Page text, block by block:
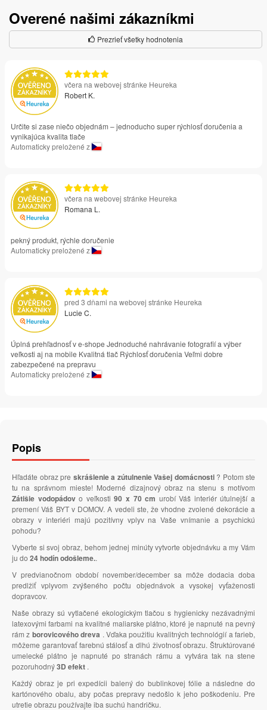
Overené našimi zákazníkmi
Prezrieť všetky hodnotenia
včera na webovej stránke Heureka
Robert K.
Určite si zase niečo objednám – jednoducho super rýchlosť doručenia a
vynikajúca kvalita tlače
Automaticky preložené z
včera na webovej stránke Heureka
Romana L.
pekný produkt, rýchle doručenie
Automaticky preložené z
pred 3 dňami na webovej stránke Heureka
Lucie C.
Úplná prehľadnosť v e-shope Jednoduché nahrávanie fotografií a výber
veľkosti aj na mobile Kvalitná tlač Rýchlosť doručenia Veľmi dobre
zabezpečené na prepravu
Automaticky preložené z
Popis
Hľadáte obraz pre skrášlenie a zútulnenie Vašej domácnosti ? Potom ste
tu na správnom mieste! Moderné dizajnový obraz na stenu s motívom
Zátišie vodopádovo veľkosti90 x 70 cm urobí Váš interiér útulnejší a
premení Váš BYT v DOMOV. A vedeli ste, že vhodne zvolené dekorácie a
obrazy v interiéri majú pozitívny vplyv na Vaše vnímanie a psychickú
pohodu?
Vyberte si svoj obraz, behom jednej minúty vytvorte objednávku a my Vám
ju do 24 hodín odošleme..
V predvianočnom období november/december sa môže dodacia doba
predlžiť vplyvom zvýšeného počtu objednávok a vysokej vyťaženosti
dopravcov.
Naše obrazy sú vytlačené ekologickým tlačou s hygienicky nezávadnými
latexovými farbami na kvalitné maliarske plátno, ktoré je napnuté na pevný
rám z borovicového dreva . Vďaka použitiu kvalitných technológií a farieb,
môžeme garantovať farebnú stálosť a dlhú životnosť obrazu. Štruktúrované
umelecké plátno je napnuté po stranách rámu a vytvára tak na stene
pozoruhodný3D efekt .
Každý obraz je pri expedícii balený do bublinkovej fólie a následne do
kartónového obalu, aby počas prepravy nedošlo k jeho poškodeniu. Pre
utretie obrazu používajte iba suchú handričku.